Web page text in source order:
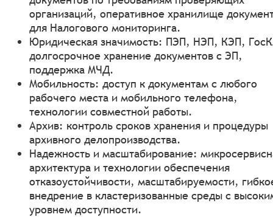
организаций, оперативное хранилище
для Налогового мониторинга.
Юридическая значимость: ПЭП, НЭП, КЭП,
долгосрочное хранение документов с ЭП,
поддержка МЧД.
Мобильность: доступ к документам с любого
рабочего места и мобильного телефона,
технологии совместной работы.
Архив: контроль сроков хранения и процедуры
архивного делопроизводства.
Надежность и масштабирование:
архитектура и технологии обеспечения
отказоустойчивости, масштабируемости,
внедрение в кластеризованные среды с
уровнем доступности.